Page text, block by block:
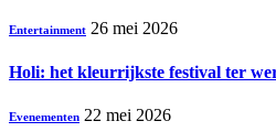
Entertainment 26 mei 2026
Holi: het kleurrijkste festival ter
Evenementen 22 mei 2026